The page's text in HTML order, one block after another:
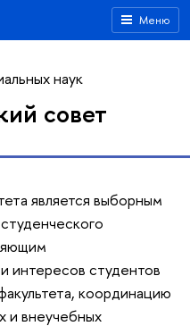
Меню
наук
совет
является выборным
интересов студентов
координацию
и внеучебных